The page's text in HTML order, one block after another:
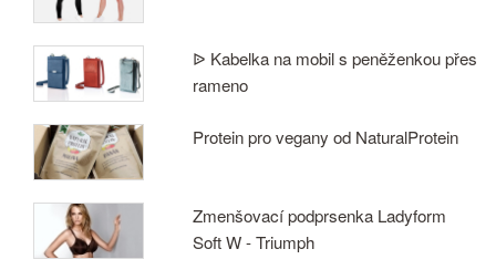
ᐉ Kabelka na mobil s peněženkou přes
rameno
Protein pro vegany od NaturalProtein
Zmenšovací podprsenka Ladyform
Soft W - Triumph